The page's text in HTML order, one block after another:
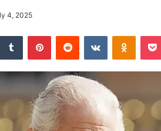
4, 2025